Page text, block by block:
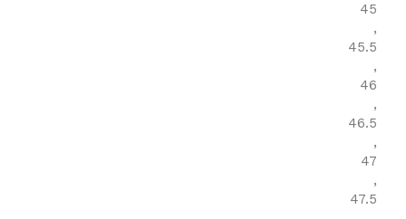
45
,
45.5
,
46
,
46.5
,
47
,
47.5